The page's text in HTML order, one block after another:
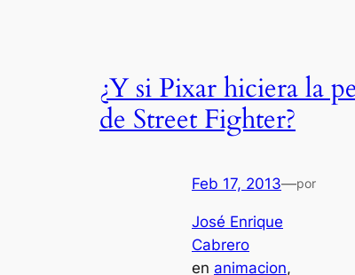
¿Y si Pixar hiciera la
de Street Fighter?
Feb 17, 2013—por
José Enrique
Cabrero
en animacion